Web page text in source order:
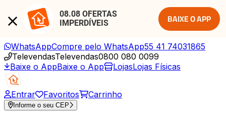
08.08 OFERTAS
IMPERDÍVEIS
BAIXE O APP
WhatsAppCompre pelo WhatsApp55 41 74031865
TelevendasTelevendas0800 080 0099
Baixe o AppBaixe o App LojasLojas Físicas
Entrar Favoritos Carrinho
Informe o seu CEP